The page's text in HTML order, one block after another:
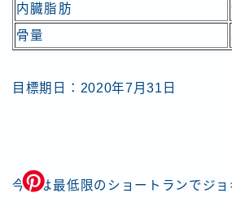
内臓脂肪
骨量
目標期日：2020年7月31日
今日は最低限のショートランでジョ